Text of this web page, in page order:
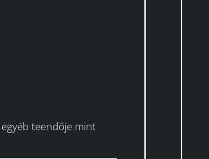
teendője mint